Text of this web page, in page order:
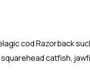
cod Razorback
catfish,